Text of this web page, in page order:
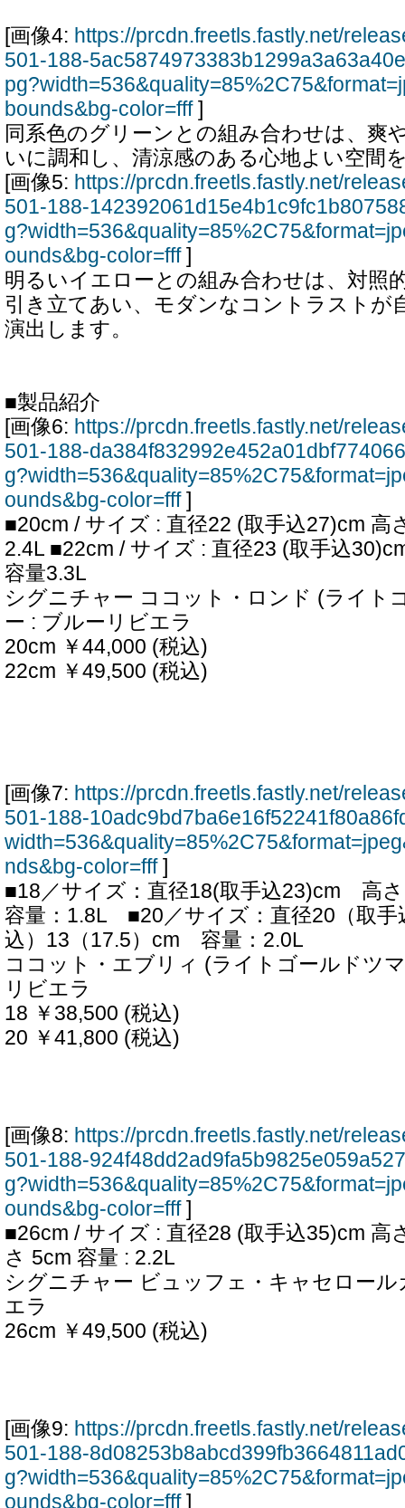
[画像4: https://prcdn.freetls.fastly.net/
501-188-
bounds&bg-color=fff]
同系色のグリーンとの組み合わせは、爽
いに調和し、清涼感のある心地よい空間
[画像5: https://prcdn.freetls.fastly.net/
501-188-
ounds&bg-color=fff]
明るいイエローとの組み合わせは、対照
引き立てあい、モダンなコントラストが
演出します。
■製品紹介
[画像6: https://prcdn.freetls.fastly.net/
501-188-
ounds&bg-color=fff]
■20cm / サイズ : 直径22 (取手込27)cm 高
2.4L ■22cm / サイズ : 直径23 (取手込
容量3.3L
シグニチャー ココット・ロンド (ライト
ー : ブルーリビエラ
20cm ￥44,000 (税込)
22cm ￥49,500 (税込)
[画像7: https://prcdn.freetls.fastly.net/
501-188-
nds&bg-color=fff]
■18／サイズ：直径18(取手込23)cm 高
容量：1.8L ■20／サイズ：直径20（取
込）13（17.5）cm 容量：2.0L
ココット・エブリィ (ライトゴールドツ
リビエラ
18 ￥38,500 (税込)
20 ￥41,800 (税込)
[画像8: https://prcdn.freetls.fastly.net/
501-188-
ounds&bg-color=fff]
■26cm / サイズ : 直径28 (取手込35)cm
さ 5cm 容量 : 2.2L
シグニチャー ビュッフェ・キャセロー
エラ
26cm ￥49,500 (税込)
[画像9: https://prcdn.freetls.fastly.net/
501-188-
ounds&bg-color=fff]